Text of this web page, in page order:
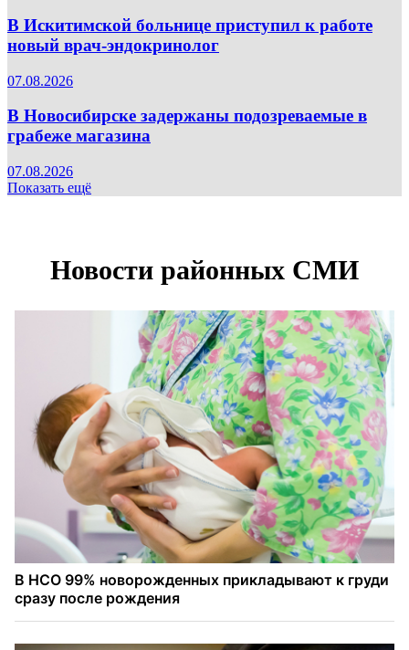
В Искитимской больнице приступил к работе
новый врач-эндокринолог
07.08.2026
В Новосибирске задержаны подозреваемые в
грабеже магазина
07.08.2026
Показать ещё